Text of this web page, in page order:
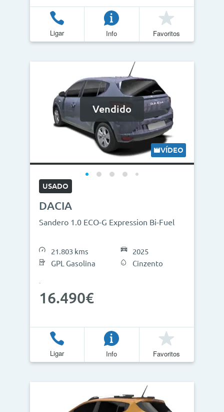
Ligar Info Favoritos
Vendido
VÍDEO
USADO
DACIA
Sandero 1.0 ECO-G Expression Bi-Fuel
21.803 kms
GPL Gasolina
2025
Cinzento
16.490€
Ligar Info Favoritos